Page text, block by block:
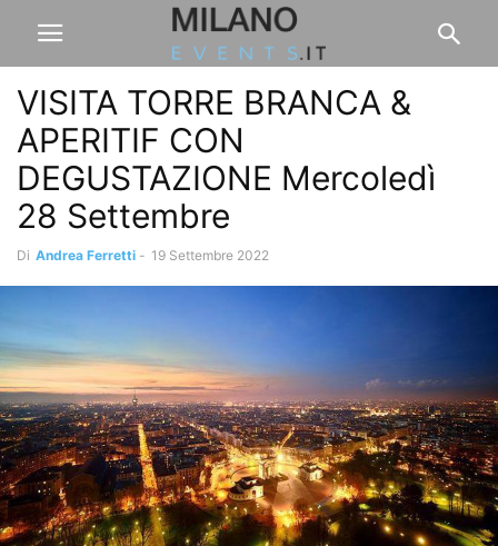
VISITA TORRE BRANCA &
APERITIF CON
DEGUSTAZIONE Mercoledì
28 Settembre
Di Andrea Ferretti - 19 Settembre 2022